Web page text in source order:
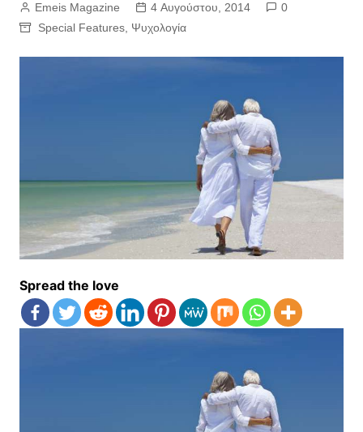
Emeis Magazine 4 Αυγούστου, 2014
0
Special Features, Ψυχολογία
Spread the love